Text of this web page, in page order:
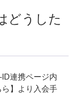
どうした
ID連携ページ内
ら】より入会手